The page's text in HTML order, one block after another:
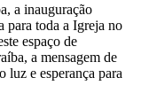
a inauguração
para toda a Igreja no
espaço de
a mensagem de
luz e esperança para